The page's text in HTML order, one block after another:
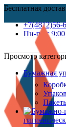
Бесплатная
+7(4812)56-
Пн-пт c 9:00
Просмотр
Бумажная